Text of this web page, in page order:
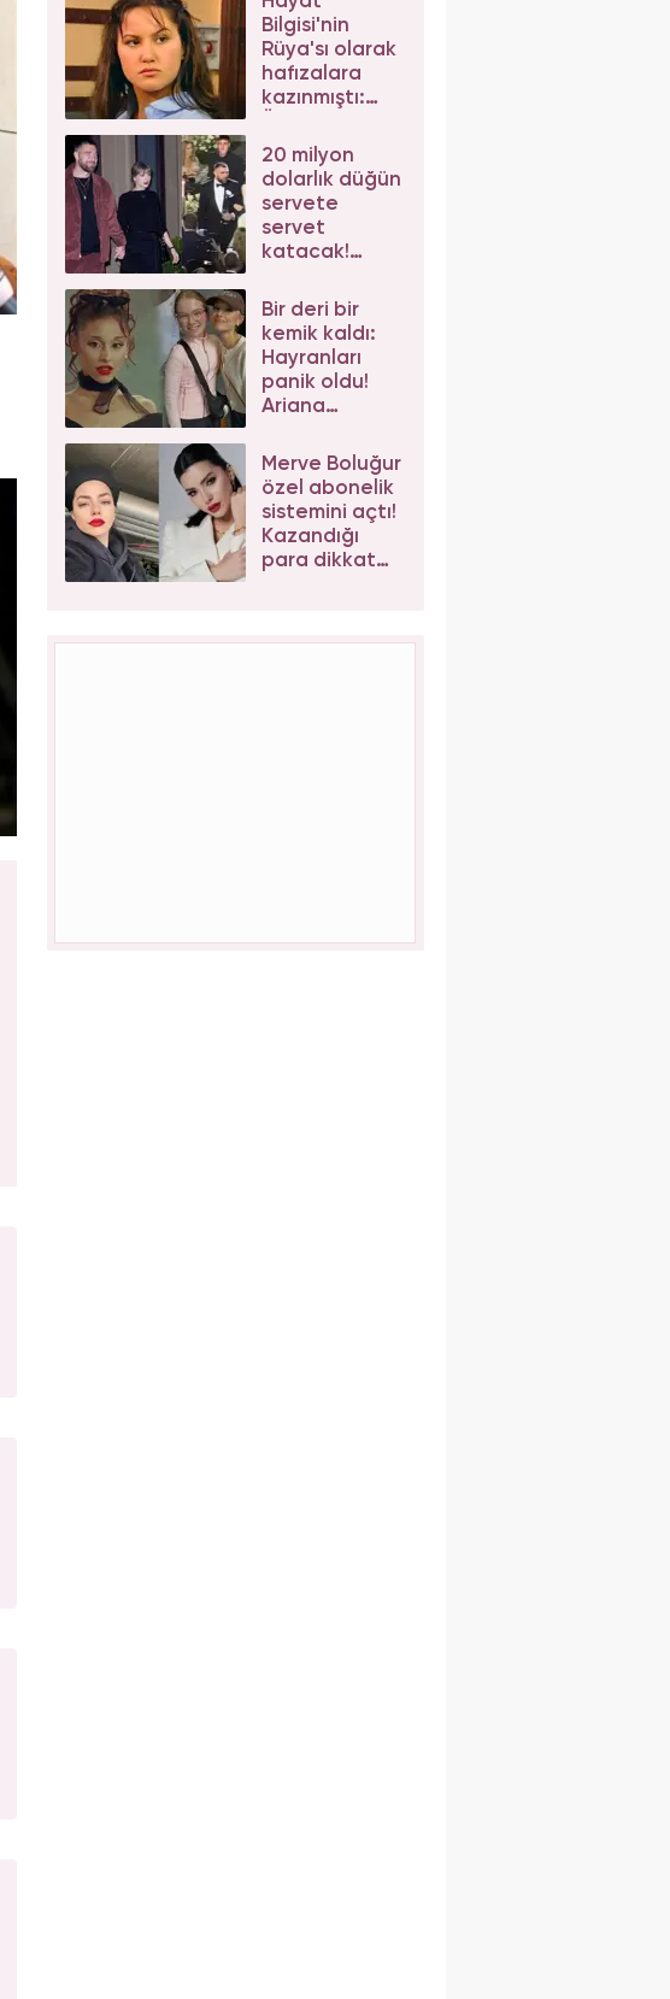
Bilgisi'nin
Rüya'sı olarak
hafızalara
kazınmıştı:
oyuncunun
değişimi şoke
etti
20 milyon
dolarlık düğün
servete
servet
katacak!
iş birlikleri peş
peşe geliyor
Bir deri bir
kemik kaldı:
Hayranları
panik oldu!
Ariana
son hali
korkuttu
Merve Boluğur
özel abonelik
sistemini açtı!
Kazandığı
para dikkat